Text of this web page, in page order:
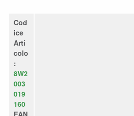
Cod
ice
Arti
colo
:
8W2
003
019
160
EAN